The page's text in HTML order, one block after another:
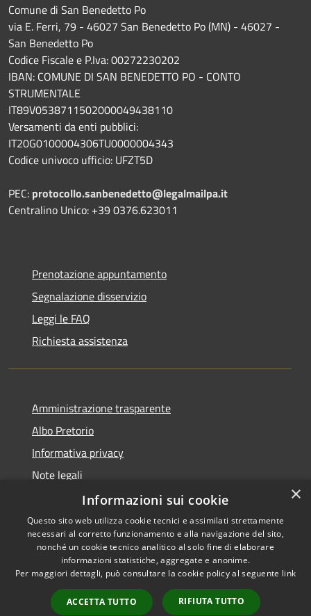
Comune di San Benedetto Po
via E. Ferri, 79 - 46027 San Benedetto Po (MN) - 46027 -
San Benedetto Po
Codice Fiscale e P.Iva: 00272230202
IBAN: COMUNE DI SAN BENEDETTO PO - CONTO
STRUMENTALE
IT89V0538711502000049438110
Versamenti da enti pubblici:
IT20G0100004306TU0000004343
Codice univoco ufficio: UFZT5D
PEC: protocollo.sanbenedetto@legalmailpa.it
Centralino Unico: +39 0376.623011
Prenotazione appuntamento
Segnalazione disservizio
Leggi le FAQ
Richiesta assistenza
Amministrazione trasparente
Albo Pretorio
Informativa privacy
Note legali
Dichiarazione di accessibilità
RSS
Accessibilità
Copyright © 2021 • Città
di San Benedetto Po •
Powered byMunicipium
×
Informazioni sui cookie
Questo sito web utilizza cookie tecnici e assimilati strettamente
necessari al corretto funzionamento e alla navigazione del sito,
nonché un cookie tecnico analitico al solo fine di elaborare
informazioni statistiche, aggregate e anonime.
Per maggiori dettagli, può consultare la cookie policy al seguente link
ACCETTA TUTTO RIFIUTA TUTTO